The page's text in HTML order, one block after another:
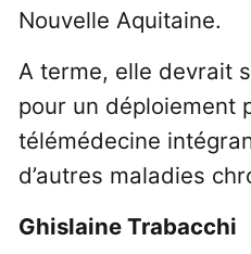
Nouvelle Aquitaine.
A terme, elle devrait
pour un déploiement
télémédecine
d’autres maladies
Ghislaine Trabacchi